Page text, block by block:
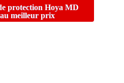
protection Hoya MD
meilleur prix